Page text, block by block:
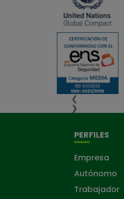
❮
❯
PERFILES
Empresa
Autónomo
Trabajador